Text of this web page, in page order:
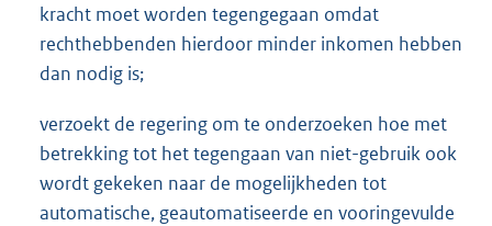
kracht moet worden tegengegaan omdat
rechthebbenden hierdoor minder inkomen hebben
dan nodig is;
verzoekt de regering om te onderzoeken hoe met
betrekking tot het tegengaan van niet-gebruik ook
wordt gekeken naar de mogelijkheden tot
automatische, geautomatiseerde en vooringevulde